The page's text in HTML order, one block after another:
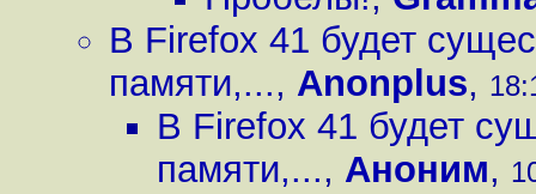
В Firefox 41 будет
памяти,..., Anonplus,
В Firefox 41 будет
памяти,..., Аноним,